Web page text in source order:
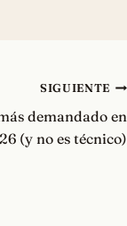
SIGUIENTE
demandado en
(y no es técnico)